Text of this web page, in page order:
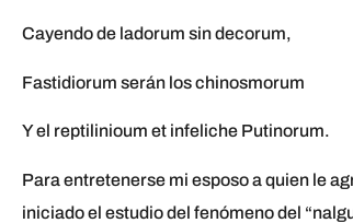
Cayendo de ladorum sin decorum,
Fastidiorum serán los chinosmorum
Y el reptilinioum et infeliche Putinorum.
Para entretenerse mi esposo a quien le
iniciado el estudio del fenómeno del